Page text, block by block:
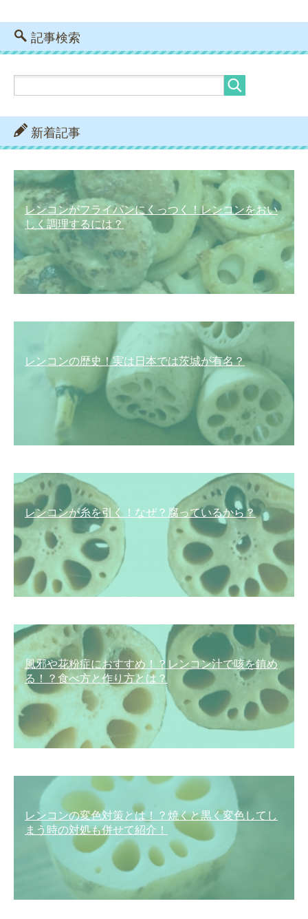
記事検索
新着記事
レンコンがフライパンにくっつく！レンコンをおい
しく調理するには？
レンコンの歴史！実は日本では茨城が有名？
レンコンが糸を引く！なぜ？腐っているから？
風邪や花粉症におすすめ！？レンコン汁で咳を鎮め
る！？食べ方と作り方とは？
レンコンの変色対策とは！？焼くと黒く変色してし
まう時の対処も併せて紹介！